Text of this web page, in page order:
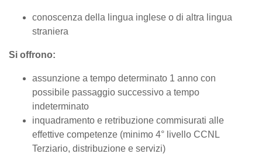
conoscenza della lingua inglese o di altra lingua
straniera
Si offrono:
assunzione a tempo determinato 1 anno con
possibile passaggio successivo a tempo
indeterminato
inquadramento e retribuzione commisurati alle
effettive competenze (minimo 4° livello CCNL
Terziario, distribuzione e servizi)